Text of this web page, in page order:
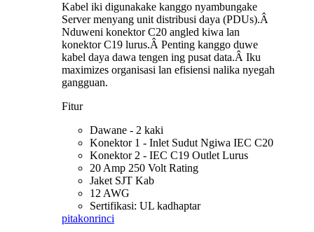
Kabel iki digunakake kanggo nyambungake
Server menyang unit distribusi daya (PDUs).Â
Nduweni konektor C20 angled kiwa lan
konektor C19 lurus.Â Penting kanggo duwe
kabel daya dawa tengen ing pusat data.Â Iku
maximizes organisasi lan efisiensi nalika nyegah
gangguan.
Fitur
Dawane - 2 kaki
Konektor 1 - Inlet Sudut Ngiwa IEC C20
Konektor 2 - IEC C19 Outlet Lurus
20 Amp 250 Volt Rating
Jaket SJT Kab
12 AWG
Sertifikasi: UL kadhaptar
pitakonrinci